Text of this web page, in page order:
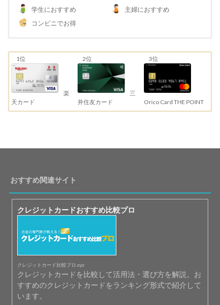
学生におすすめ
主婦におすすめ
コンビニでお得
1位
楽
天カード
2位
三
井住友カード
3位
Orico Card THE POINT
おすすめ関連サイト
クレジットカードおすすめ比較プロ
クレジットカード比較プロ.xyz
クレジットカードを比較して活用法・選び方を解説。お
すすめのクレジットカードをランキング形式で紹介して
います。